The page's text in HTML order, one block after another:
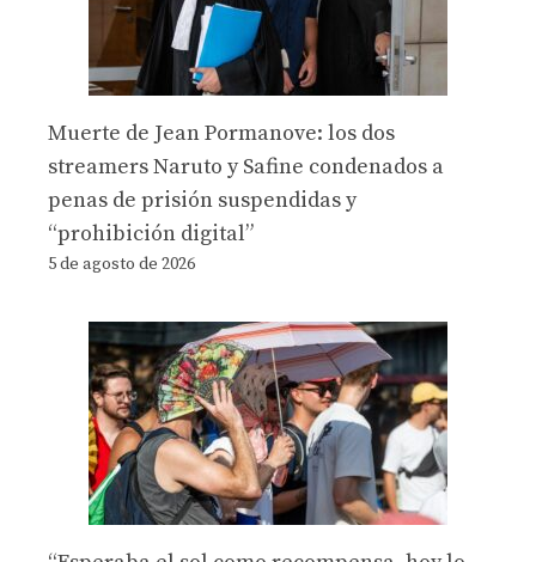
Muerte de Jean Pormanove: los dos
streamers Naruto y Safine condenados a
penas de prisión suspendidas y
“prohibición digital”
5 de agosto de 2026